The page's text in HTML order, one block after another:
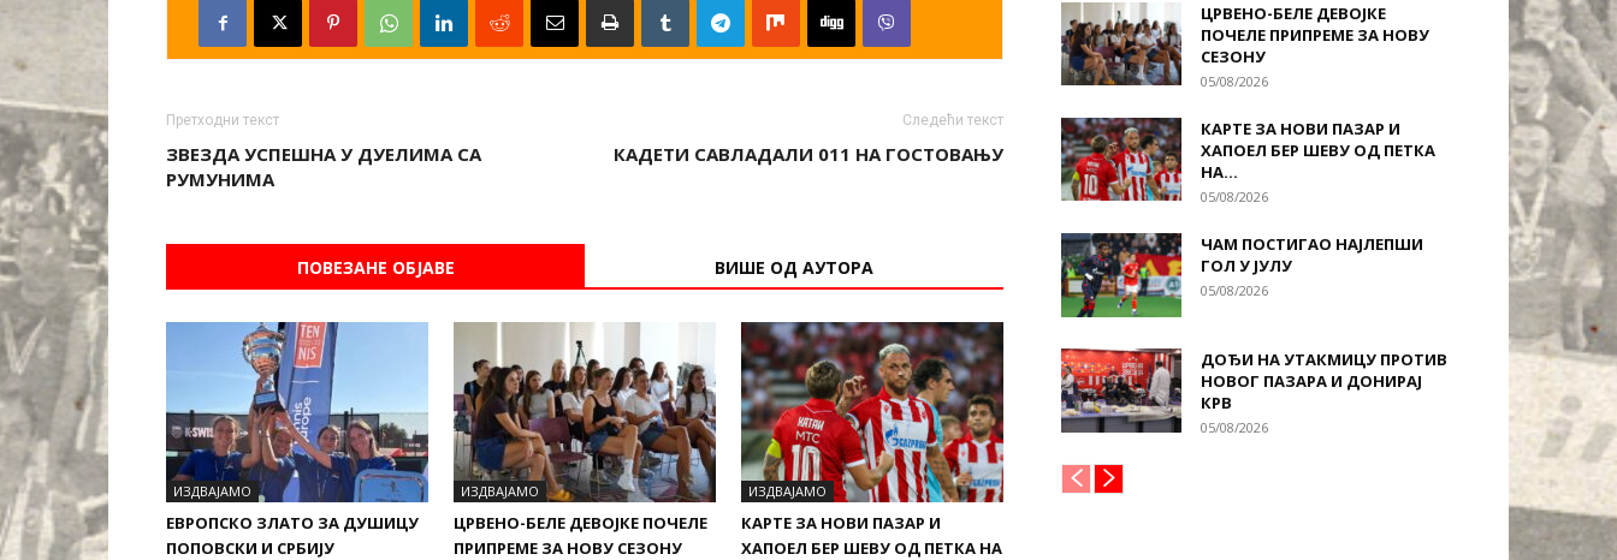
Претходни текст
ЗВЕЗДА УСПЕШНА У ДУЕЛИМА СА
РУМУНИМА
Следећи текст
КАДЕТИ САВЛАДАЛИ 011 НА ГОСТОВАЊУ
ПОВЕЗАНЕ ОБЈАВЕ ВИШЕ ОД АУТОРА
ИЗДВАЈАМО
ЕВРОПСКО ЗЛАТО ЗА ДУШИЦУ
ПОПОВСКИ И СРБИЈУ
ИЗДВАЈАМО
ЦРВЕНО-БЕЛЕ ДЕВОЈКЕ ПОЧЕЛЕ
ПРИПРЕМЕ ЗА НОВУ СЕЗОНУ
ИЗДВАЈАМО
КАРТЕ ЗА НОВИ ПАЗАР И
ХАПОЕЛ БЕР ШЕВУ ОД ПЕТКА НА
ЦРВЕНО-БЕЛЕ ДЕВОЈКЕ
ПОЧЕЛЕ ПРИПРЕМЕ ЗА НОВУ
СЕЗОНУ
05/08/2026
КАРТЕ ЗА НОВИ ПАЗАР И
ХАПОЕЛ БЕР ШЕВУ ОД ПЕТКА
НА...
05/08/2026
ЧАМ ПОСТИГАО НАЈЛЕПШИ
ГОЛ У ЈУЛУ
05/08/2026
ДОЂИ НА УТАКМИЦУ ПРОТИВ
НОВОГ ПАЗАРА И ДОНИРАЈ
КРВ
05/08/2026